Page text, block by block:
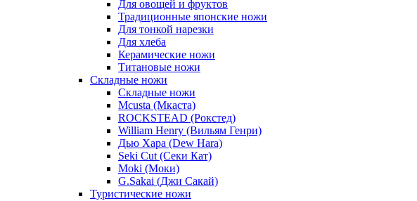
Для овощей и фруктов
Традиционные японские ножи
Для тонкой нарезки
Для хлеба
Керамические ножи
Титановые ножи
Складные ножи
Складные ножи
Mcusta (Мкаста)
ROCKSTEAD (Рокстед)
William Henry (Вильям Генри)
Дью Хара (Dew Hara)
Seki Cut (Секи Кат)
Moki (Моки)
G.Sakai (Джи Сакай)
Туристические ножи